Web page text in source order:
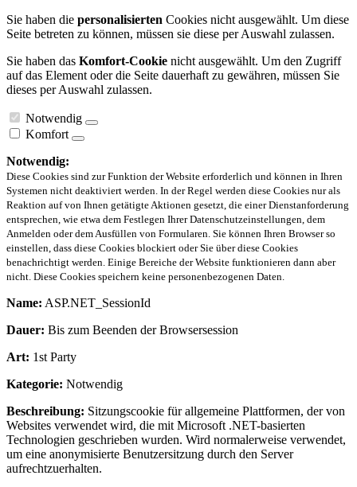
Sie haben die personalisierten Cookies nicht ausgewählt. Um diese
Seite betreten zu können, müssen sie diese per Auswahl zulassen.
Sie haben das Komfort-Cookie nicht ausgewählt. Um den Zugriff
auf das Element oder die Seite dauerhaft zu gewähren, müssen Sie
dieses per Auswahl zulassen.
Notwendig
Komfort
Notwendig:
Diese Cookies sind zur Funktion der Website erforderlich und können in Ihren
Systemen nicht deaktiviert werden. In der Regel werden diese Cookies nur als
Reaktion auf von Ihnen getätigte Aktionen gesetzt, die einer Dienstanforderung
entsprechen, wie etwa dem Festlegen Ihrer Datenschutzeinstellungen, dem
Anmelden oder dem Ausfüllen von Formularen. Sie können Ihren Browser so
einstellen, dass diese Cookies blockiert oder Sie über diese Cookies
benachrichtigt werden. Einige Bereiche der Website funktionieren dann aber
nicht. Diese Cookies speichern keine personenbezogenen Daten.
Name: ASP.NET_SessionId
Dauer: Bis zum Beenden der Browsersession
Art: 1st Party
Kategorie: Notwendig
Beschreibung: Sitzungscookie für allgemeine Plattformen, der von
Websites verwendet wird, die mit Microsoft .NET-basierten
Technologien geschrieben wurden. Wird normalerweise verwendet,
um eine anonymisierte Benutzersitzung durch den Server
aufrechtzuerhalten.